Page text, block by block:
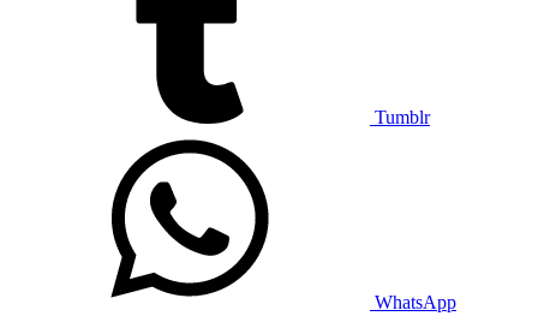
Tumblr
WhatsApp